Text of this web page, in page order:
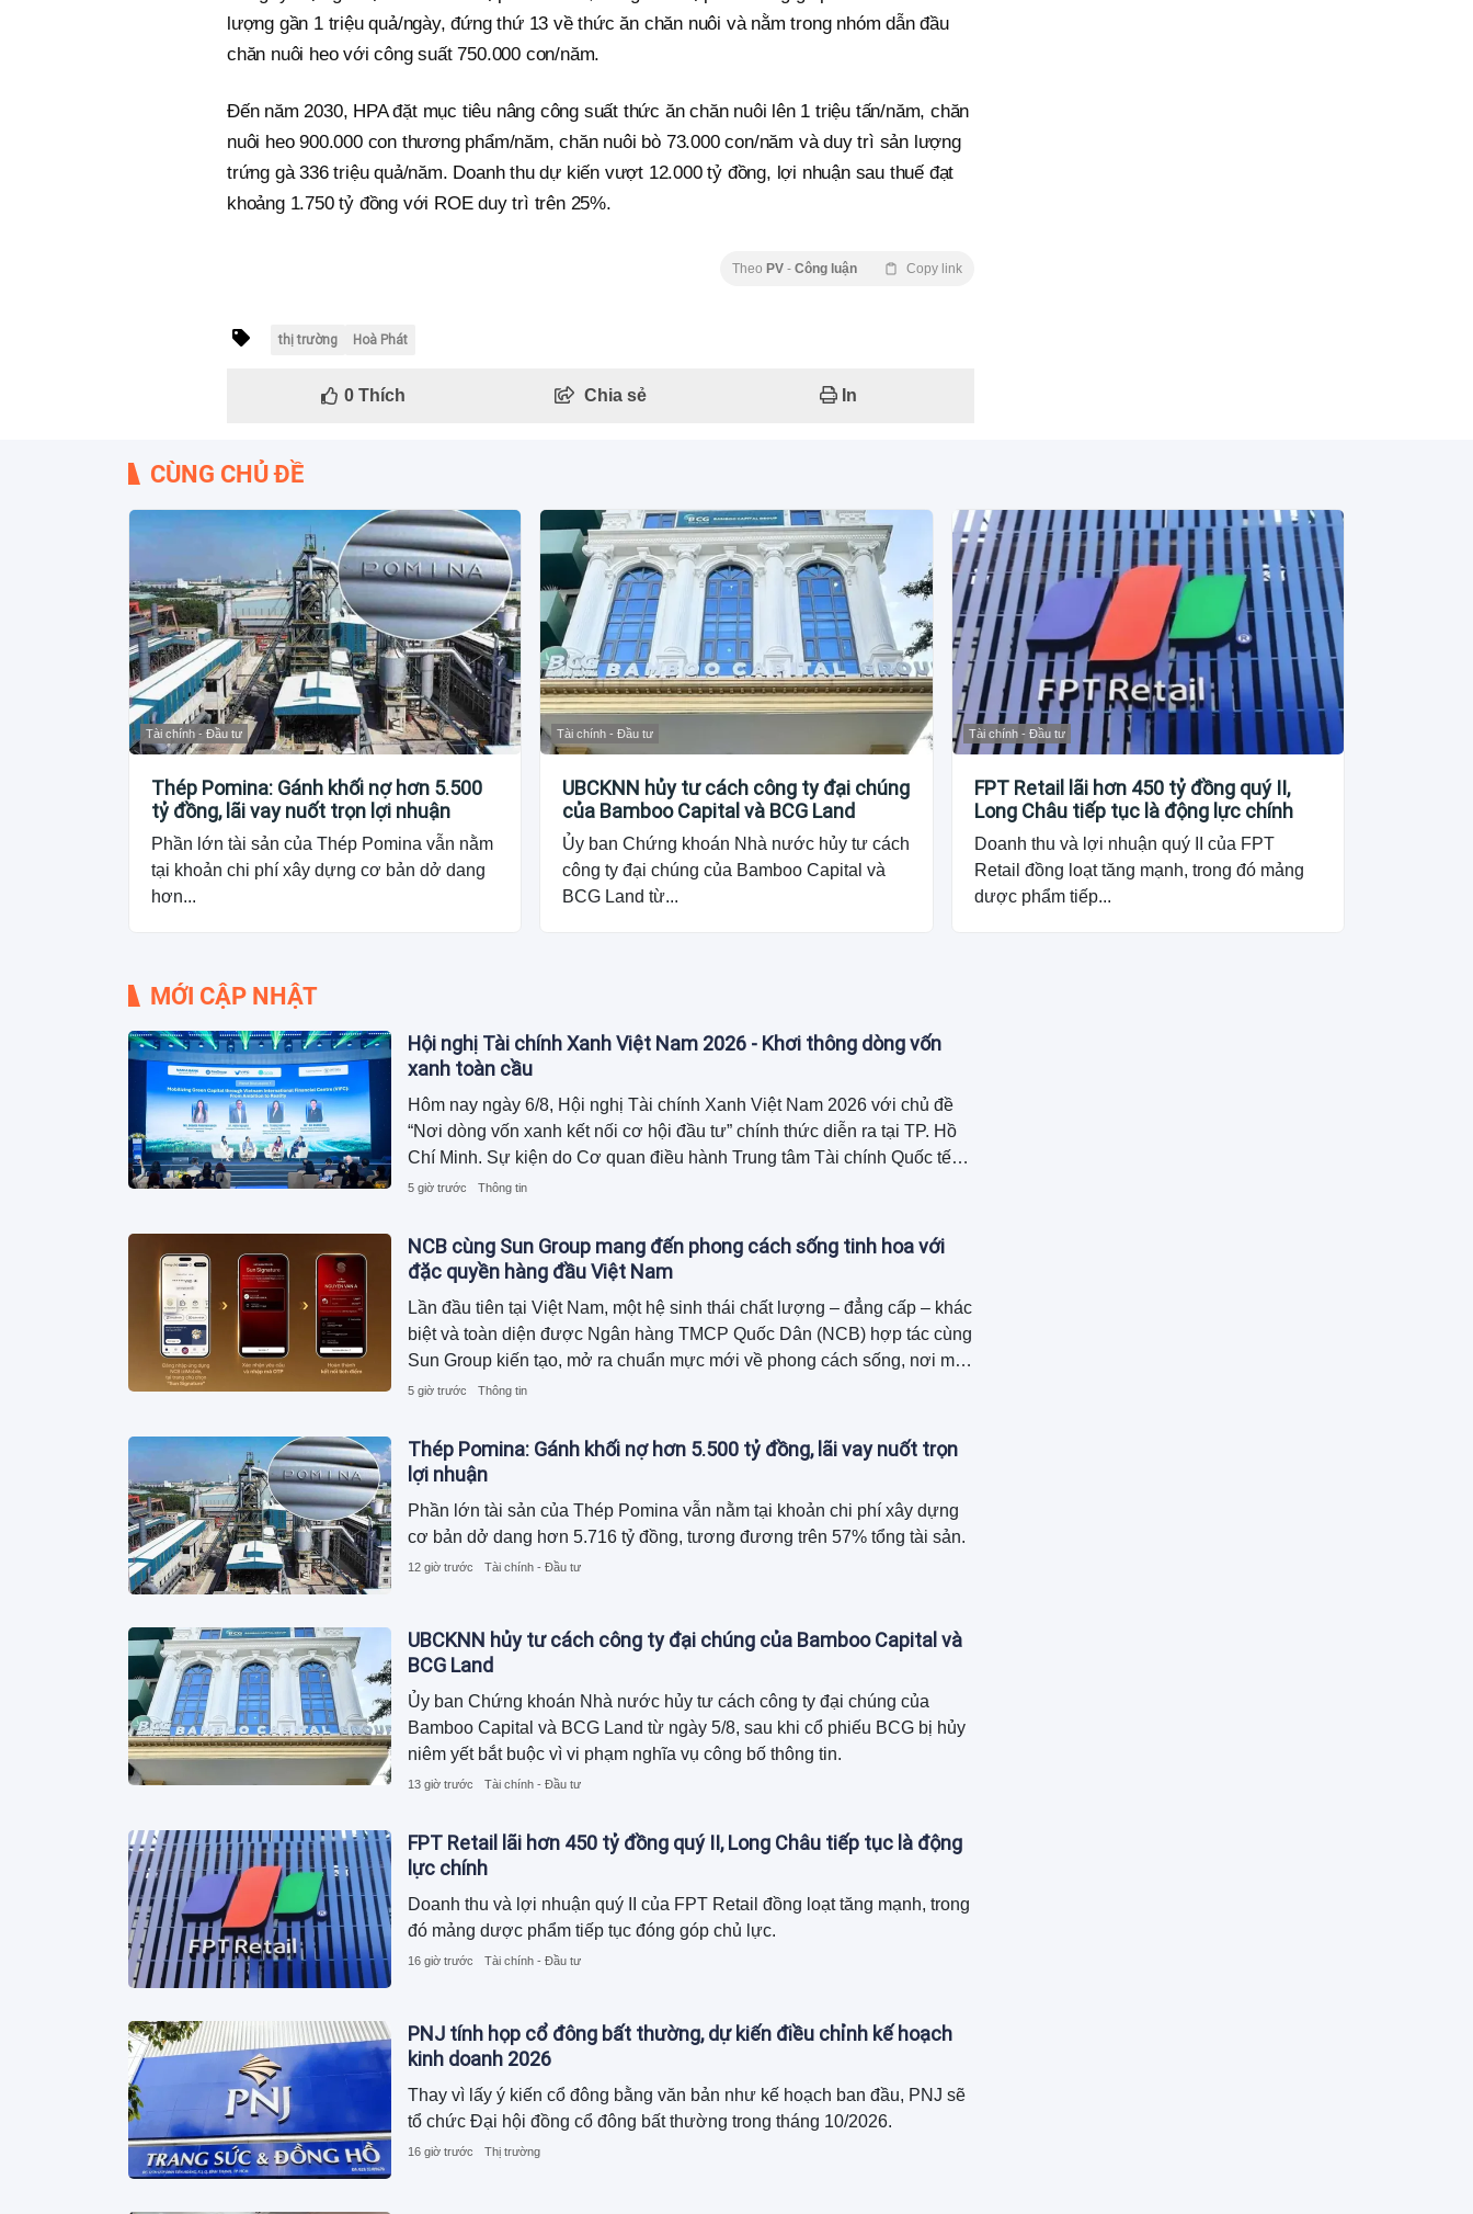
lượng gần 1 triệu quả/ngày, đứng thứ 13 về thức ăn chăn nuôi và nằm trong nhóm dẫn đầu
chăn nuôi heo với công suất 750.000 con/năm.
Đến năm 2030, HPA đặt mục tiêu nâng công suất thức ăn chăn nuôi lên 1 triệu tấn/năm, chăn
nuôi heo 900.000 con thương phẩm/năm, chăn nuôi bò 73.000 con/năm và duy trì sản lượng
trứng gà 336 triệu quả/năm. Doanh thu dự kiến vượt 12.000 tỷ đồng, lợi nhuận sau thuế đạt
khoảng 1.750 tỷ đồng với ROE duy trì trên 25%.
Theo PV - Công luận Copy link
thị trường Hoà Phát
0Thích Chia sẻ In
CÙNG CHỦ ĐỀ
Tài chính - Đầu tư
Thép Pomina: Gánh khối nợ hơn 5.500
tỷ đồng, lãi vay nuốt trọn lợi nhuận
Phần lớn tài sản của Thép Pomina vẫn nằm
tại khoản chi phí xây dựng cơ bản dở dang
hơn...
Tài chính - Đầu tư
UBCKNN hủy tư cách công ty đại chúng
của Bamboo Capital và BCG Land
Ủy ban Chứng khoán Nhà nước hủy tư cách
công ty đại chúng của Bamboo Capital và
BCG Land từ...
Tài chính - Đầu tư
FPT Retail lãi hơn 450 tỷ đồng quý II,
Long Châu tiếp tục là động lực chính
Doanh thu và lợi nhuận quý II của FPT
Retail đồng loạt tăng mạnh, trong đó mảng
dược phẩm tiếp...
MỚI CẬP NHẬT
Hội nghị Tài chính Xanh Việt Nam 2026 - Khơi thông dòng vốn
xanh toàn cầu
Hôm nay ngày 6/8, Hội nghị Tài chính Xanh Việt Nam 2026 với chủ đề
“Nơi dòng vốn xanh kết nối cơ hội đầu tư” chính thức diễn ra tại TP. Hồ
Chí Minh. Sự kiện do Cơ quan điều hành Trung tâm Tài chính Quốc tế
Việt Nam tại TP.HCM (VIFC-HCMC), Ngân hàng TMCP Nam Á (Nam A
(GGGI) Việt Nam phối hợp tổ chức, với sự đồng hành của Optima
Wealth Partners.
5 giờ trước Thông tin
NCB cùng Sun Group mang đến phong cách sống tinh hoa với
đặc quyền hàng đầu Việt Nam
Lần đầu tiên tại Việt Nam, một hệ sinh thái chất lượng – đẳng cấp – khác
biệt và toàn diện được Ngân hàng TMCP Quốc Dân (NCB) hợp tác cùng
Sun Group kiến tạo, mở ra chuẩn mực mới về phong cách sống, nơi mỗi
trải nghiệm đều được nâng tầm bằng những đặc quyền cao nhất.
5 giờ trước Thông tin
Thép Pomina: Gánh khối nợ hơn 5.500 tỷ đồng, lãi vay nuốt trọn
lợi nhuận
Phần lớn tài sản của Thép Pomina vẫn nằm tại khoản chi phí xây dựng
cơ bản dở dang hơn 5.716 tỷ đồng, tương đương trên 57% tổng tài sản.
12 giờ trước Tài chính - Đầu tư
UBCKNN hủy tư cách công ty đại chúng của Bamboo Capital và
BCG Land
Ủy ban Chứng khoán Nhà nước hủy tư cách công ty đại chúng của
Bamboo Capital và BCG Land từ ngày 5/8, sau khi cổ phiếu BCG bị hủy
niêm yết bắt buộc vì vi phạm nghĩa vụ công bố thông tin.
13 giờ trước Tài chính - Đầu tư
FPT Retail lãi hơn 450 tỷ đồng quý II, Long Châu tiếp tục là động
lực chính
Doanh thu và lợi nhuận quý II của FPT Retail đồng loạt tăng mạnh, trong
đó mảng dược phẩm tiếp tục đóng góp chủ lực.
16 giờ trước Tài chính - Đầu tư
PNJ tính họp cổ đông bất thường, dự kiến điều chỉnh kế hoạch
kinh doanh 2026
Thay vì lấy ý kiến cổ đông bằng văn bản như kế hoạch ban đầu, PNJ sẽ
tổ chức Đại hội đồng cổ đông bất thường trong tháng 10/2026.
16 giờ trước Thị trường